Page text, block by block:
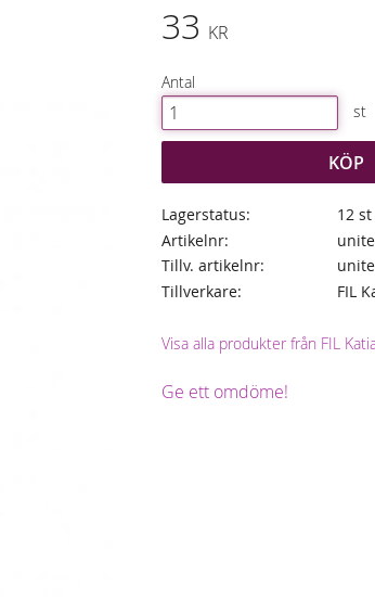
33 KR
Antal
st
KÖP
Lagerstatus
12
Artikelnr
Tillv. artikelnr
Tillverkare
FIL
Visa alla produkter från FIL
Ge ett omdöme!